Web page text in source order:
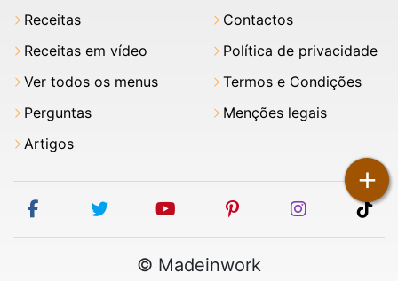
+
Receitas
Receitas em vídeo
Ver todos os menus
Perguntas
Artigos
Contactos
Política de privacidade
Termos e Condições
Menções legais
facebooktwitter youtubepinterestinstagram
© Madeinwork